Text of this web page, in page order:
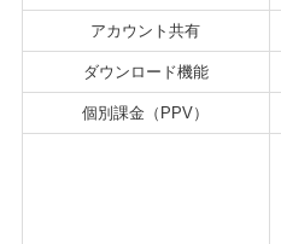
アカウント共有
ダウンロード機能
個別課金（PPV）